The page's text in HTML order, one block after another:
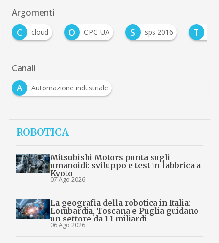
Argomenti
cloud OPC-UA sps 2016
Canali
A
Automazione industriale
ROBOTICA
Mitsubishi Motors punta sugli
umanoidi: sviluppo e test in fabbrica a
Kyoto
07 Ago 2026
La geografia della robotica in Italia:
Lombardia, Toscana e Puglia guidano
un settore da 1,1 miliardi
06 Ago 2026